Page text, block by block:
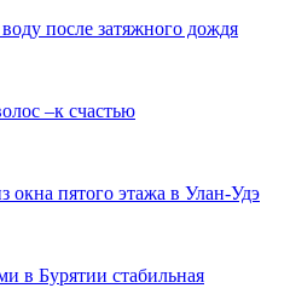
после затяжного дождя
–к счастью
окна пятого этажа в Улан-Удэ
в Бурятии стабильная